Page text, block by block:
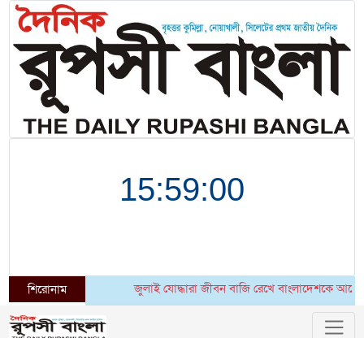
শিরোনাম জুলাই যোদ্ধারা জীবন বাজি রেখে বাংলাদেশকে আরেকবার